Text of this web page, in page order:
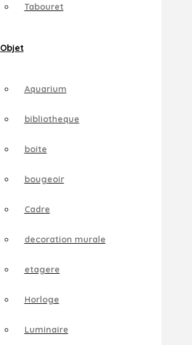
Tabouret
Objet
Aquarium
bibliotheque
boite
bougeoir
Cadre
decoration murale
etagere
Horloge
Luminaire